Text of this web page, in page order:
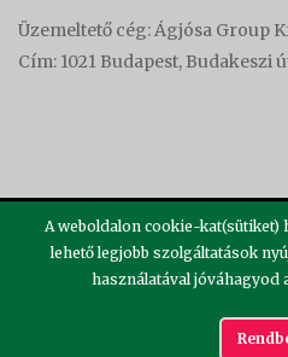
Üzemeltető cég: Ágjósa Group
Cím: 1021 Budapest, Budakeszi
A weboldalon cookie-kat(sütiket)
lehető legjobb szolgáltatások
használatával jóváhagyod